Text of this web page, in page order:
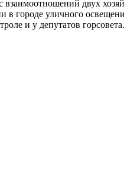
двух
городе уличного
и у депутатов